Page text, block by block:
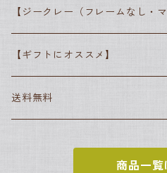
ジャン＝フランソワ・ミレー
エドガー・ドガ
ポール・セザンヌ
ヨハネス・フェルメール
アルフレッド・シスレー
エドゥアール・マネ
ポスト印象派
ジョルジュ・スーラ
フィンセント・ファン・ゴッホ
抽象派
グスタフ・クリムト
素朴派
● シマザキミユキ
【ジークレー（フレームなし・
【ギフトにオススメ】
送料無料
商品一覧